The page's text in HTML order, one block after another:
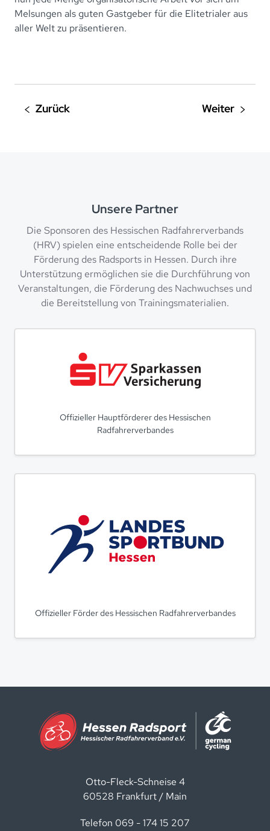
Melsungen als guten Gastgeber für die Elitetrialer aus
aller Welt zu präsentieren.
Unsere Partner
Die Sponsoren des Hessischen Radfahrerverbands
(HRV) spielen eine entscheidende Rolle bei der
Förderung des Radsports in Hessen. Durch ihre
Unterstützung ermöglichen sie die Durchführung von
Veranstaltungen, die Förderung des Nachwuchses und
die Bereitstellung von Trainingsmaterialien.
Offizieller Hauptförderer des Hessischen
Radfahrerverbandes
Offizieller Förder des Hessischen Radfahrerverbandes
Otto-Fleck-Schneise 4
60528 Frankfurt / Main
Telefon 069 - 174 15 207